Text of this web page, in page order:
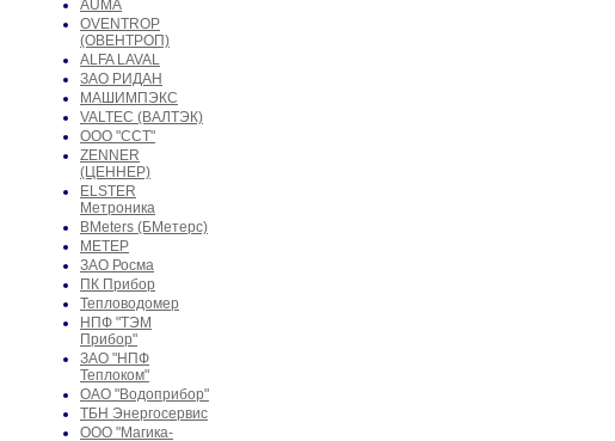
AUMA
OVENTROP
(ОВЕНТРОП)
ALFA LAVAL
ЗАО РИДАН
МАШИМПЭКС
VALTEC (ВАЛТЭК)
ООО "ССТ"
ZENNER
(ЦЕННЕР)
ELSTER
Метроника
BMeters (БМетерс)
МЕТЕР
ЗАО Росма
ПК Прибор
Тепловодомер
НПФ "ТЭМ
Прибор"
ЗАО "НПФ
Теплоком"
ОАО "Водоприбор"
ТБН Энергосервис
ООО "Магика-